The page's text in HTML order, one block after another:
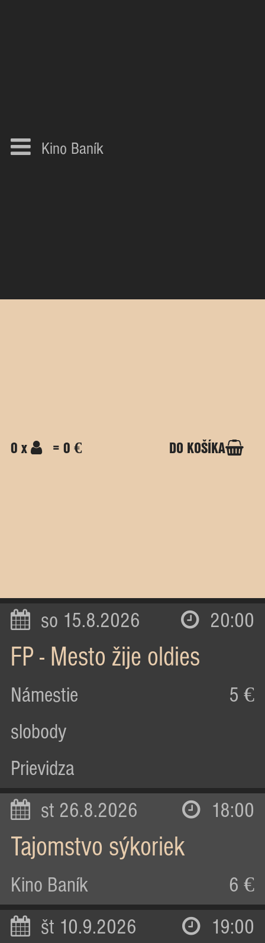
Kino Baník
0 x = 0 € DO KOŠÍKA
so 15.8.2026 20:00
FP - Mesto žije oldies
Námestie
slobody
Prievidza
5 €
st 26.8.2026 18:00
Tajomstvo sýkoriek
Kino Baník 6 €
št 10.9.2026 19:00